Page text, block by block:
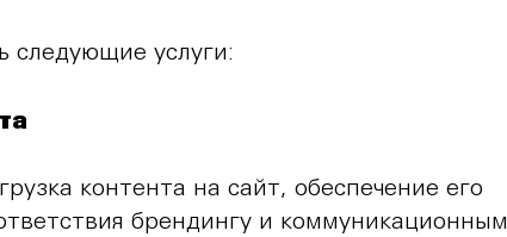
следующие услуги:
контента на сайт, обеспечение его
брендингу и коммуникационным